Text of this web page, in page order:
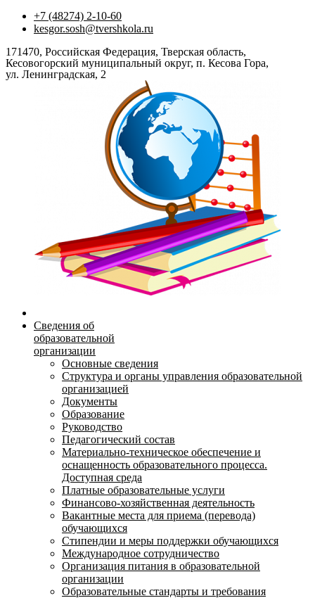
+7 (48274) 2-10-60
kesgor.sosh@tvershkola.ru
171470, Российская Федерация, Тверская область,
Кесовогорский муниципальный округ, п. Кесова Гора,
ул. Ленинградская, 2
Сведения об
образовательной
организации
Основные сведения
Структура и органы управления образовательной
организацией
Документы
Образование
Руководство
Педагогический состав
Материально-техническое обеспечение и
оснащенность образовательного процесса.
Доступная среда
Платные образовательные услуги
Финансово-хозяйственная деятельность
Вакантные места для приема (перевода)
обучающихся
Стипендии и меры поддержки обучающихся
Международное сотрудничество
Организация питания в образовательной
организации
Образовательные стандарты и требования